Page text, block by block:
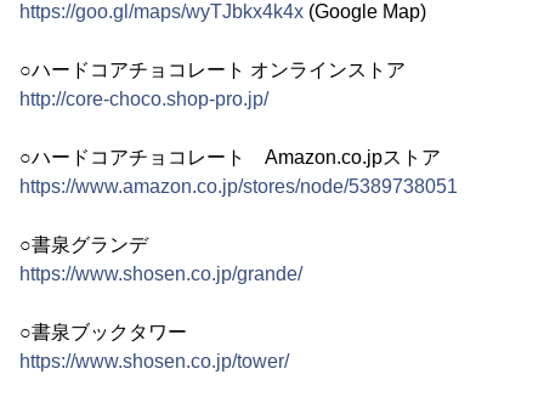
https://goo.gl/maps/wyTJbkx4k4x (Google Map)
○ハードコアチョコレート オンラインストア
http://core-choco.shop-pro.jp/
○ハードコアチョコレート Amazon.co.jpストア
https://www.amazon.co.jp/stores/node/5389738051
○書泉グランデ
https://www.shosen.co.jp/grande/
○書泉ブックタワー
https://www.shosen.co.jp/tower/